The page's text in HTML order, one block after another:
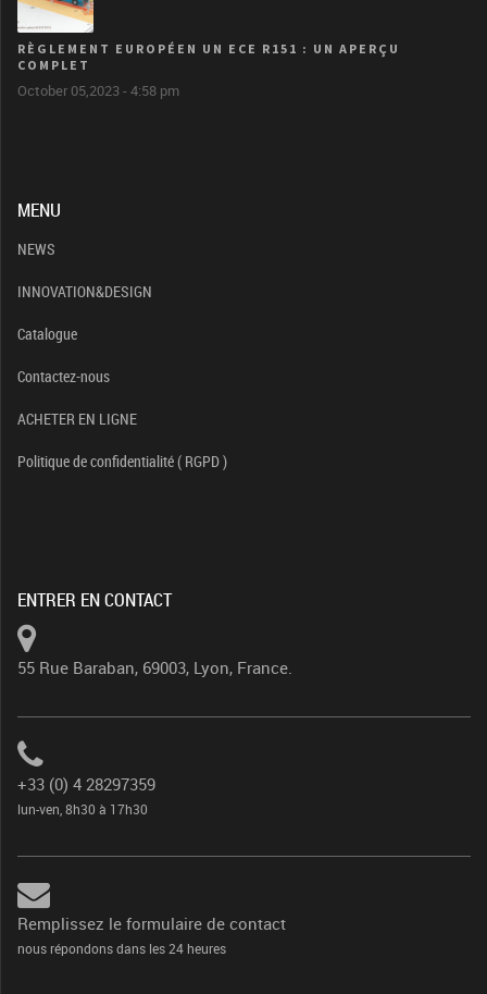
RÈGLEMENT EUROPÉEN UN ECE R151 : UN APERÇU
COMPLET
October 05,2023 - 4:58 pm
MENU
NEWS
INNOVATION&DESIGN
Catalogue
Contactez-nous
ACHETER EN LIGNE
Politique de confidentialité ( RGPD )
ENTRER EN CONTACT
55 Rue Baraban, 69003, Lyon, France.
+33 (0) 4 28297359
lun-ven, 8h30 à 17h30
Remplissez le formulaire de contact
nous répondons dans les 24 heures